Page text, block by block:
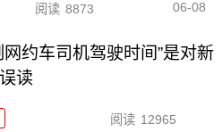
阅读 8873 06-08
网约车司机驾驶时间”是对新
读
阅读 12965